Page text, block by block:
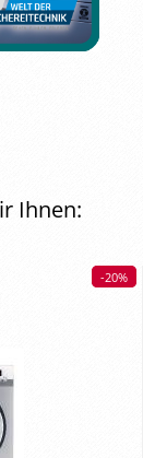
Ihnen:
-20%
-20%